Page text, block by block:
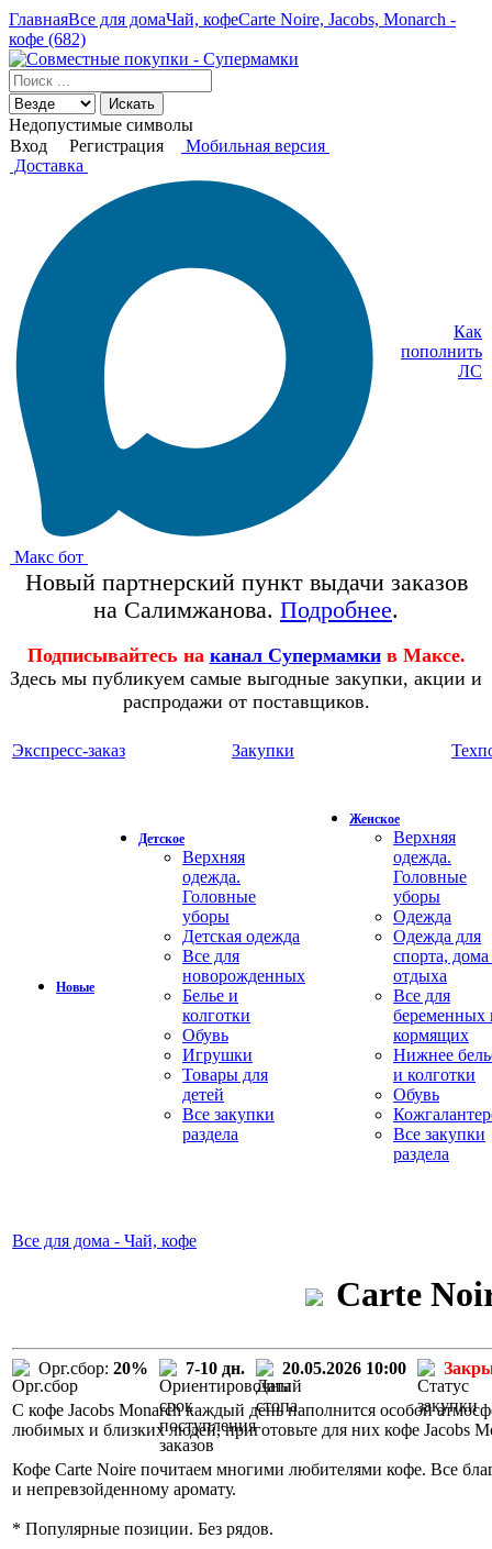
ГлавнаяВсе для домаЧай, кофеCarte Noire, Jacobs, Monarch -
кофе (682)
Искать
Недопустимые символы
Вход
Регистрация
Мобильная версия
Доставка
Макс бот
Как
пополнить
ЛС
Новый партнерский пункт выдачи заказов
на Салимжанова. Подробнее.
Подписывайтесь на канал Супермамки в Максе.
Здесь мы публикуем самые выгодные закупки, акции и
распродажи от поставщиков.
Экспресс-заказ Закупки
Новые
Детское
Верхняя
одежда.
Головные
уборы
Детская одежда
Все для
новорожденных
Белье и
колготки
Обувь
Игрушки
Товары для
детей
Все закупки
раздела
Женское
Верхняя
одежда.
Головные
уборы
Одежда
Одежда для
спорта,
отдыха
Все для
беременных
кормящих
Нижнее
и колготки
Обувь
Все закупки
раздела
Все для дома - Чай, кофе
Carte
Орг.сбор: 20% 7-10 дн. 20.05.2026 10:00
С кофе Jacobs Monarch каждый день наполнится особой
любимых и близких людей, приготовьте для них кофе Jacobs
Кофе Carte Noire почитаем многими любителями кофе. Все
и непревзойденному аромату.
* Популярные позиции. Без рядов.